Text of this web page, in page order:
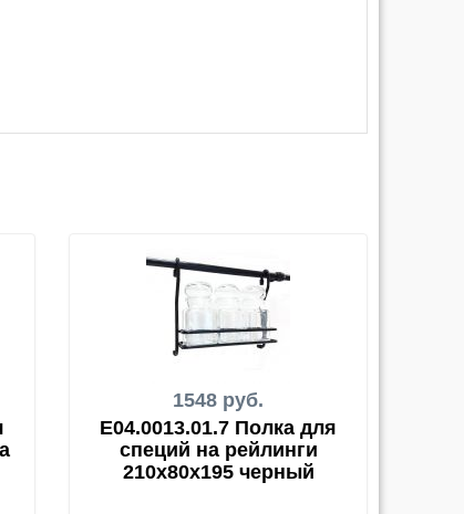
1548 руб.
E04.0013.01.7 Полка для
специй на рейлинги
210х80х195 черный